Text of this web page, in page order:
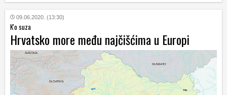
09.06.2020. (13:30)
K'o suza
Hrvatsko more među najčišćima u Europi